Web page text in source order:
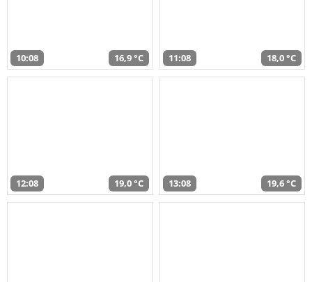
10:08 16,9 °C 11:08 18,0 °C
12:08 19,0 °C 13:08 19,6 °C